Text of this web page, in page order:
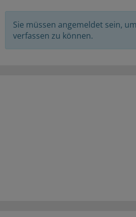
Sie müssen angemeldet sein,
verfassen zu können.